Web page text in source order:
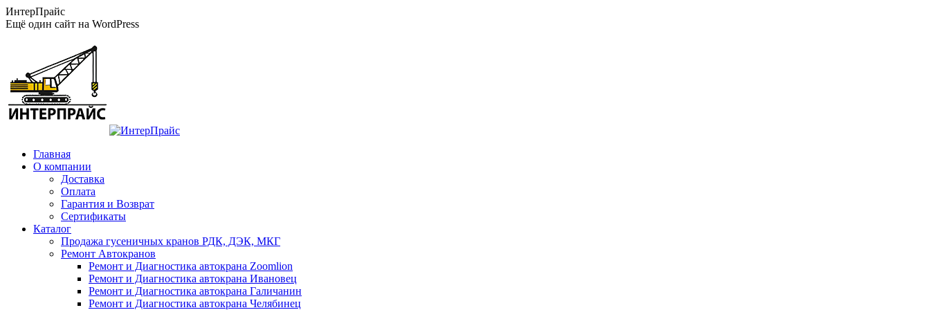
Перейти
к
ИнтерПрайс
Ещё один сайт на WordPress
Главная
О компании
Доставка
Оплата
Гарантия и Возврат
Сертификаты
Каталог
Продажа гусеничных кранов РДК, ДЭК, МКГ
Ремонт Автокранов
Ремонт и Диагностика автокрана Zoomlion
Ремонт и Диагностика автокрана Ивановец
Ремонт и Диагностика автокрана Галичанин
Ремонт и Диагностика автокрана Челябинец